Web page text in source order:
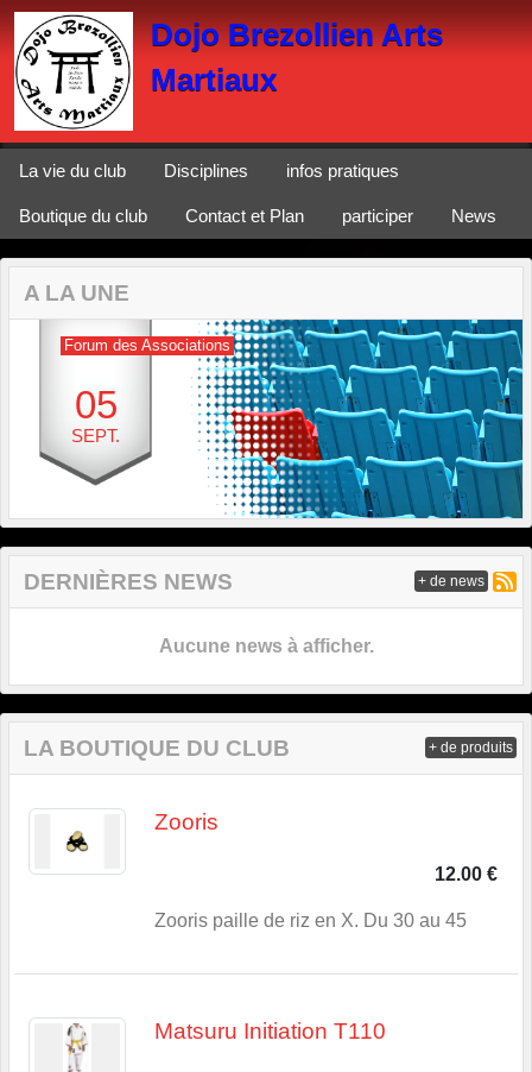
Dojo Brezollien Arts
Martiaux
La vie du club Disciplines infos pratiques
Boutique du club Contact et Plan participer News
A LA UNE
05
SEPT.
Forum des Associations
DERNIÈRES NEWS
Aucune news à afficher.
+ de news
LA BOUTIQUE DU CLUB
Zooris
12.00 €
Zooris paille de riz en X. Du 30 au 45
Matsuru Initiation T110
+ de produits
Panneau de gestion des cookies